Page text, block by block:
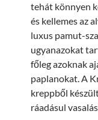
tehát könnyen
és kellemes az
luxus pamut-
ugyanazokat
főleg azoknak
paplanokat. A
kreppből
ráadásul